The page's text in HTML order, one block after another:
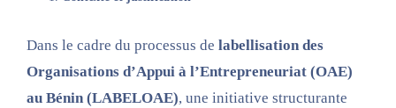
Dans le cadre du processus de labellisation des
Organisations d’Appui à l’Entrepreneuriat (OAE)
au Bénin (LABELOAE), une initiative structurante